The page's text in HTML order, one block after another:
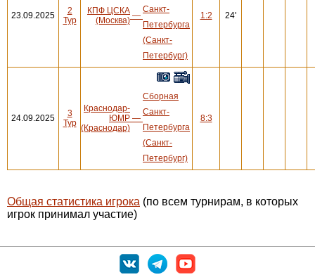
23.09.2025
2
Тур
КПФ ЦСКА
(Москва) —
Санкт-
Петербурга
(Санкт-
Петербург)
1:2 24'
24.09.2025
3
Тур
Краснодар-
ЮМР
(Краснодар)
—
Сборная
Санкт-
Петербурга
(Санкт-
Петербург)
8:3
Общая статистика игрока (по всем турнирам, в которых
игрок принимал участие)